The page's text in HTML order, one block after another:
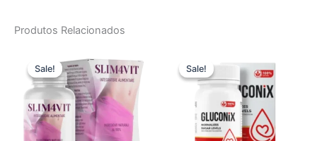
Produtos Relacionados
Sale!
Sale! Sale!
Sale!